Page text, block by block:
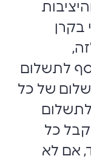
בקרן
לתשלום
של כל
לתשלום
כל
אם לא